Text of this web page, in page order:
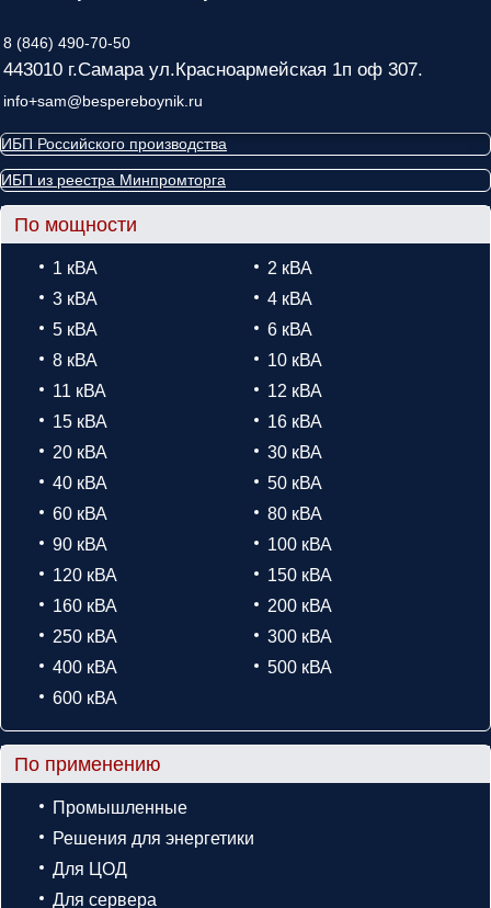
8 (846) 490-70-50
443010 г.Самара ул.Красноармейская 1п оф 307.
info+sam@bespereboynik.ru
ИБП Российского производства
ИБП из реестра Минпромторга
По мощности
1 кВА
2 кВА
3 кВА
4 кВА
5 кВА
6 кВА
8 кВА
10 кВА
11 кВА
12 кВА
15 кВА
16 кВА
20 кВА
30 кВА
40 кВА
50 кВА
60 кВА
80 кВА
90 кВА
100 кВА
120 кВА
150 кВА
160 кВА
200 кВА
250 кВА
300 кВА
400 кВА
500 кВА
600 кВА
По применению
Промышленные
Решения для энергетики
Для ЦОД
Для сервера